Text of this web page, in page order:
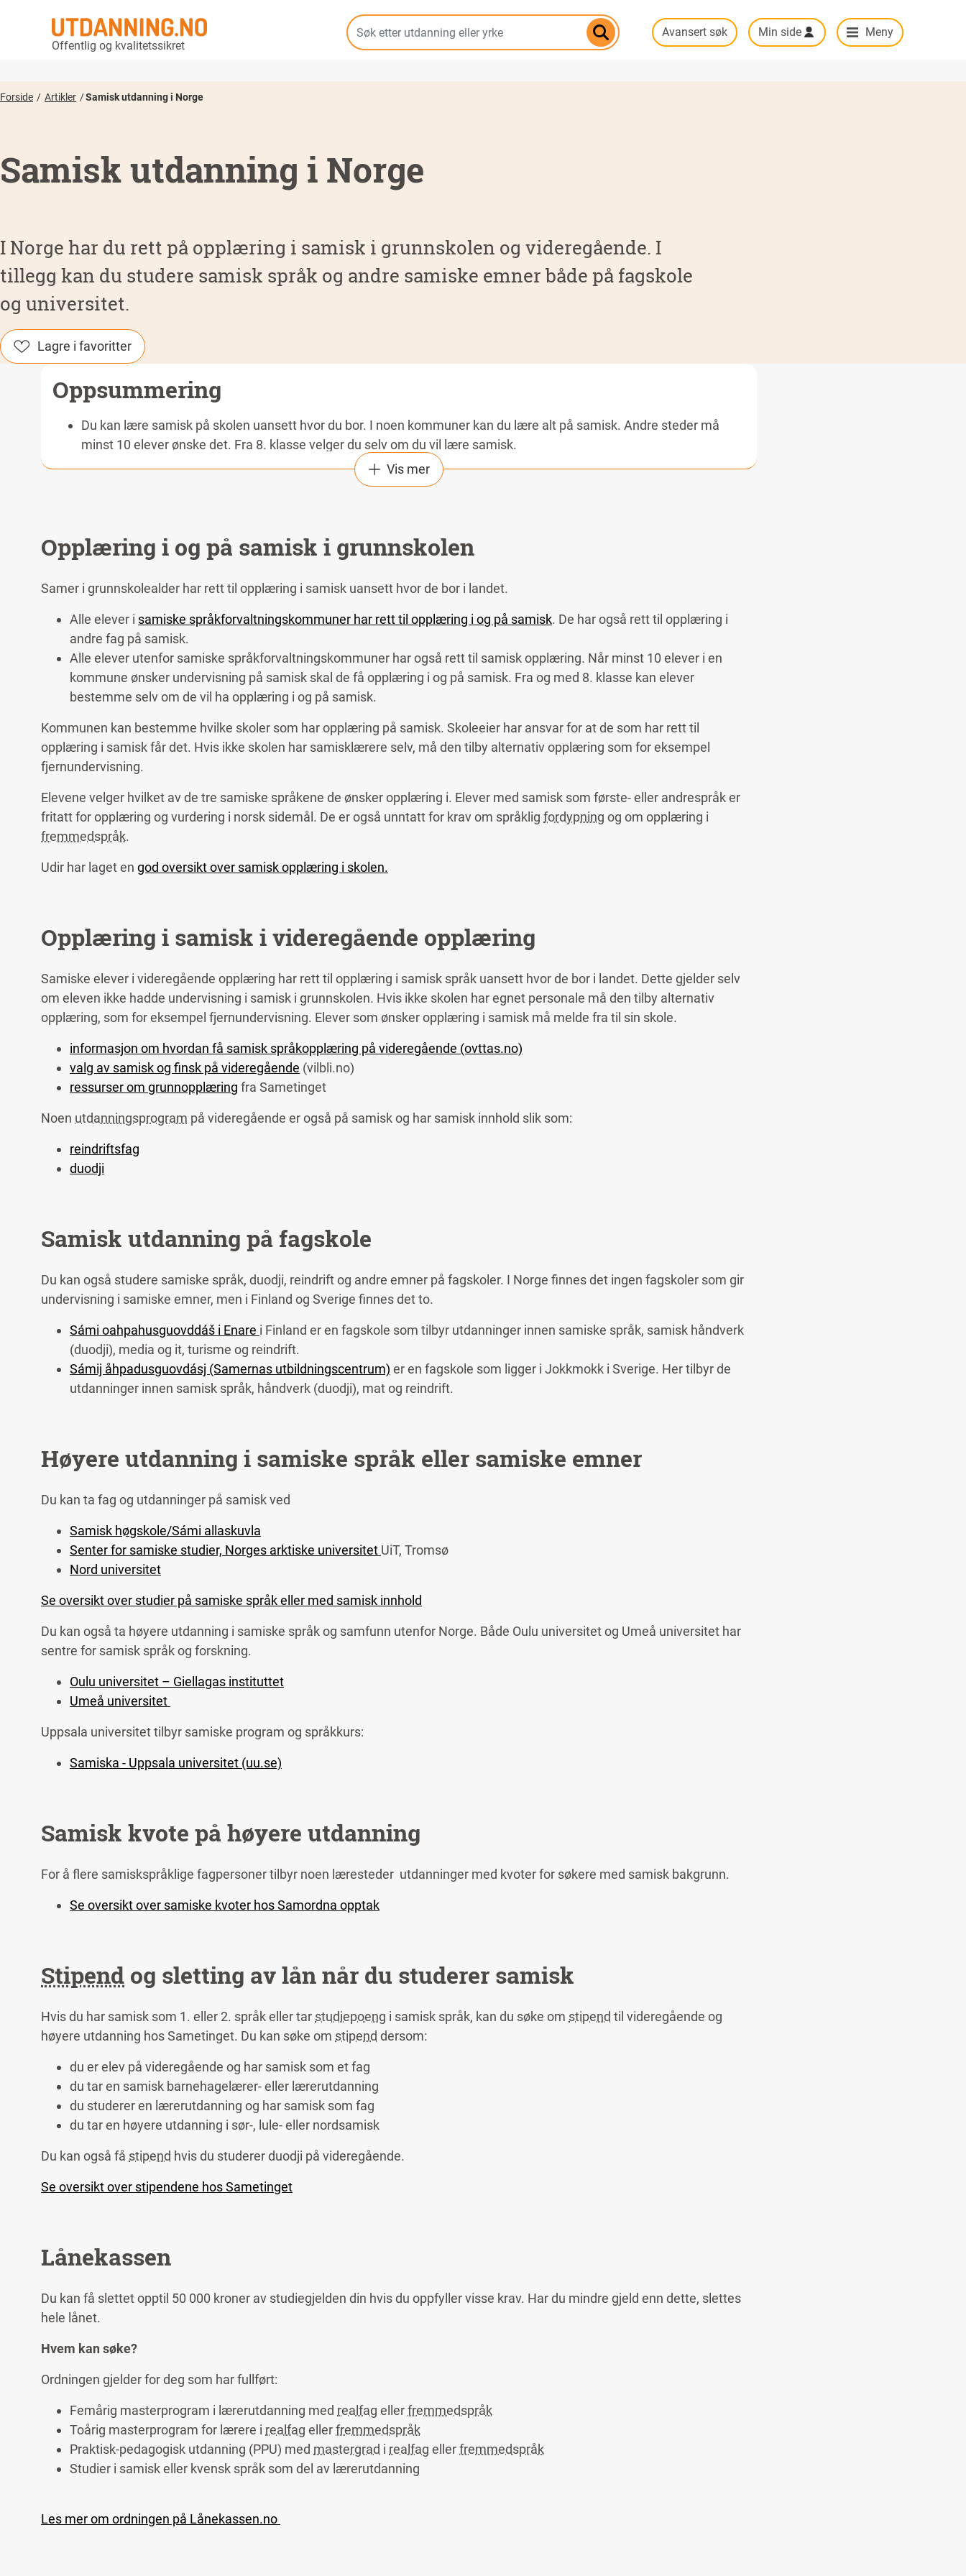
hovedinnhold
Offentlig og kvalitetssikret
Avansert søk Min side Meny
Forside Artikler Samisk utdanning i Norge
Samisk utdanning i Norge
I Norge har du rett på opplæring i samisk i grunnskolen og videregående. I
tillegg kan du studere samisk språk og andre samiske emner både på fagskole
og universitet.
Lagre i favoritter
Oppsummering
Du kan lære samisk på skolen uansett hvor du bor. I noen kommuner kan du lære alt på samisk. Andre steder må
minst 10 elever ønske det. Fra 8. klasse velger du selv om du vil lære samisk.
På videregående kan samiske elever lære samisk. Det finnes egne fag som reindrift og samisk håndverk. Hvis skolen
samiske søkere.
kvensk kan få slettet opptil 50 000 kroner av studiegjelden ved å søke Lånekassen innen seks måneder etter fullført
utdanning.
Det finnes nettsider som Ovttas og Oahpa som tilbyr samisk opplæring og undervisning. Elever som har samisk som
første- eller andrespråk er fritatt for opplæring i nynorsk og fremmedspråk.
Vis mer
Opplæring i og på samisk i grunnskolen
Samer i grunnskolealder har rett til opplæring i samisk uansett hvor de bor i landet.
Alle elever i samiske språkforvaltningskommuner har rett til opplæring i og på samisk. De har også rett til opplæring i
andre fag på samisk.
Alle elever utenfor samiske språkforvaltningskommuner har også rett til samisk opplæring. Når minst 10 elever i en
kommune ønsker undervisning på samisk skal de få opplæring i og på samisk. Fra og med 8. klasse kan elever
bestemme selv om de vil ha opplæring i og på samisk.
Kommunen kan bestemme hvilke skoler som har opplæring på samisk. Skoleeier har ansvar for at de som har rett til
opplæring i samisk får det. Hvis ikke skolen har samisklærere selv, må den tilby alternativ opplæring som for eksempel
fjernundervisning.
Elevene velger hvilket av de tre samiske språkene de ønsker opplæring i. Elever med samisk som første- eller andrespråk er
fritatt for opplæring og vurdering i norsk sidemål. De er også unntatt for krav om språklig fordypning og om opplæring i
fremmedspråk.
Udir har laget en god oversikt over samisk opplæring i skolen.
Opplæring i samisk i videregående opplæring
Samiske elever i videregående opplæring har rett til opplæring i samisk språk uansett hvor de bor i landet. Dette gjelder selv
om eleven ikke hadde undervisning i samisk i grunnskolen. Hvis ikke skolen har egnet personale må den tilby alternativ
opplæring, som for eksempel fjernundervisning. Elever som ønsker opplæring i samisk må melde fra til sin skole.
informasjon om hvordan få samisk språkopplæring på videregående (ovttas.no)
valg av samisk og finsk på videregående (vilbli.no)
ressurser om grunnopplæring fra Sametinget
Noen utdanningsprogram på videregående er også på samisk og har samisk innhold slik som:
reindriftsfag
duodji
Samisk utdanning på fagskole
Du kan også studere samiske språk, duodji, reindrift og andre emner på fagskoler. I Norge finnes det ingen fagskoler som gir
undervisning i samiske emner, men i Finland og Sverige finnes det to.
Sámi oahpahusguovddáš i Enare i Finland er en fagskole som tilbyr utdanninger innen samiske språk, samisk håndverk
(duodji), media og it, turisme og reindrift.
Sámij åhpadusguovdásj (Samernas utbildningscentrum) er en fagskole som ligger i Jokkmokk i Sverige. Her tilbyr de
utdanninger innen samisk språk, håndverk (duodji), mat og reindrift.
Høyere utdanning i samiske språk eller samiske emner
Du kan ta fag og utdanninger på samisk ved
Samisk høgskole/Sámi allaskuvla
Senter for samiske studier, Norges arktiske universitet UiT, Tromsø
Nord universitet
Se oversikt over studier på samiske språk eller med samisk innhold
Du kan også ta høyere utdanning i samiske språk og samfunn utenfor Norge. Både Oulu universitet og Umeå universitet har
sentre for samisk språk og forskning.
Oulu universitet – Giellagas instituttet
Umeå universitet
Uppsala universitet tilbyr samiske program og språkkurs:
Samiska - Uppsala universitet (uu.se)
Samisk kvote på høyere utdanning
For å flere samiskspråklige fagpersoner tilbyr noen læresteder utdanninger med kvoter for søkere med samisk bakgrunn.
Se oversikt over samiske kvoter hos Samordna opptak
Stipend og sletting av lån når du studerer samisk
Hvis du har samisk som 1. eller 2. språk eller tar studiepoeng i samisk språk, kan du søke om stipend til videregående og
høyere utdanning hos Sametinget. Du kan søke om stipend dersom:
du er elev på videregående og har samisk som et fag
du tar en samisk barnehagelærer- eller lærerutdanning
du studerer en lærerutdanning og har samisk som fag
du tar en høyere utdanning i sør-, lule- eller nordsamisk
Du kan også få stipend hvis du studerer duodji på videregående.
Se oversikt over stipendene hos Sametinget
Lånekassen
Du kan få slettet opptil 50 000 kroner av studiegjelden din hvis du oppfyller visse krav. Har du mindre gjeld enn dette, slettes
hele lånet.
Hvem kan søke?
Ordningen gjelder for deg som har fullført:
Femårig masterprogram i lærerutdanning med realfag ellerfremmedspråk
Toårig masterprogram for lærere i realfag ellerfremmedspråk
Praktisk-pedagogisk utdanning (PPU) med mastergrad i realfag ellerfremmedspråk
Studier i samisk eller kvensk språk som del av lærerutdanning
Les mer om ordningen på Lånekassen.no